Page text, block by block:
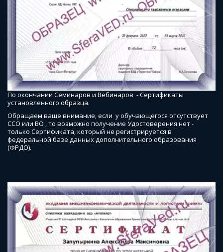
По окончании Семинаров и Вебинаров  - Сертификаты
установленного образца.
Обращаем ваше внимание, если  у обучающегося отсутствует
ССО или ВО , то возможно получение Удостоверения нет -
только Сертификата, который не регистрируется в
федеральной базе данных дополнительного образования
(ФРДО).